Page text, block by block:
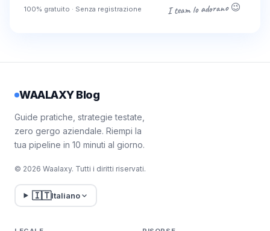
100% gratuito · Senza registrazione I team lo adorano 😉
WAALAXY Blog
Guide pratiche, strategie testate,
zero gergo aziendale. Riempi la
tua pipeline in 10 minuti al giorno.
© 2026 Waalaxy. Tutti i diritti riservati.
🇮🇹Italiano